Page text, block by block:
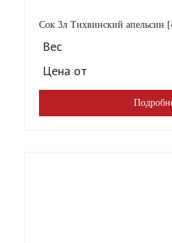
Сок 3л Тихвинский апельсин
Вес
Цена от